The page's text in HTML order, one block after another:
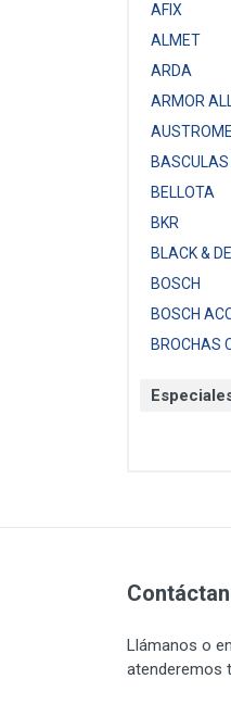
AFIX
ALMET
ARDA
ARMOR
BASCULAS
BELLOTA
BKR
BLACK &
BOSCH
BOSCH
BROCHAS
CAT
CORONA
CRESCENT
DAP
Llámanos o
atenderemos